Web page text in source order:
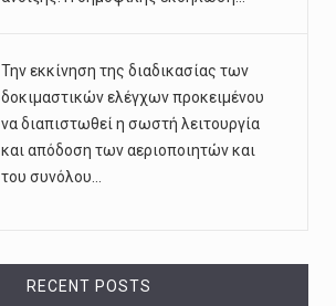
Την εκκίνηση της διαδικασίας των
δοκιμαστικών ελέγχων προκειμένου
να διαπιστωθεί η σωστή λειτουργία
και απόδοση των αεριοποιητών και
του συνόλου...
RECENT POSTS